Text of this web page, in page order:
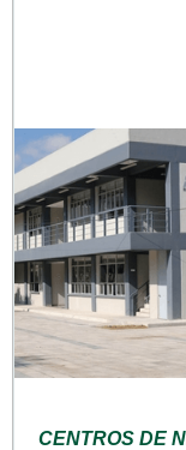
CENTROS DE